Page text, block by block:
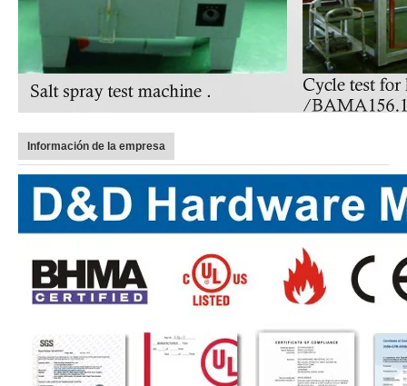
Información de la empresa